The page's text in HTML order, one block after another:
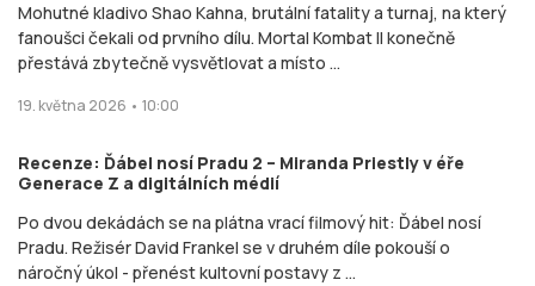
Mohutné kladivo Shao Kahna, brutální fatality a turnaj, na který
fanoušci čekali od prvního dílu. Mortal Kombat II konečně
přestává zbytečně vysvětlovat a místo ...
19. května 2026 • 10:00
Recenze: Ďábel nosí Pradu 2 – Miranda Priestly v éře
Generace Z a digitálních médií
Po dvou dekádách se na plátna vrací filmový hit: Ďábel nosí
Pradu. Režisér David Frankel se v druhém díle pokouší o
náročný úkol - přenést kultovní postavy z ...